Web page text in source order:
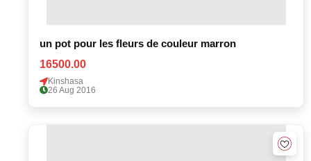
un pot pour les fleurs de couleur marron
16500.00
Kinshasa
26 Aug 2016